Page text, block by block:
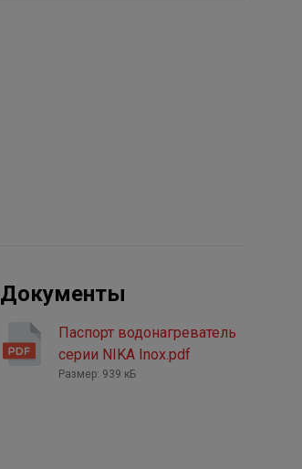
Документы
Паспорт водонагреватель
серии NIKA Inox.pdf
Размер: 939 кБ